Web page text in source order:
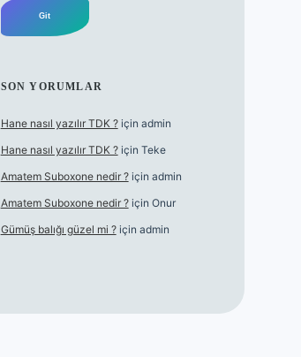
SON YORUMLAR
Hane nasıl yazılır TDK ?için admin
Hane nasıl yazılır TDK ?için Teke
Amatem Suboxone nedir ?için admin
Amatem Suboxone nedir ?için Onur
Gümüş balığı güzel mi ?için admin